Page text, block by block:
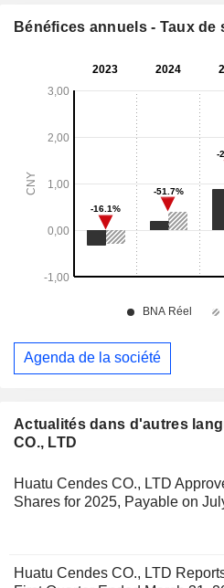
Actualités dans d'autres
CO., LTD
Huatu Cendes CO., LTD
Shares for 2025, Payable on
Huatu Cendes CO., LTD
Bénéfices annuels - Taux de
Agenda de la société